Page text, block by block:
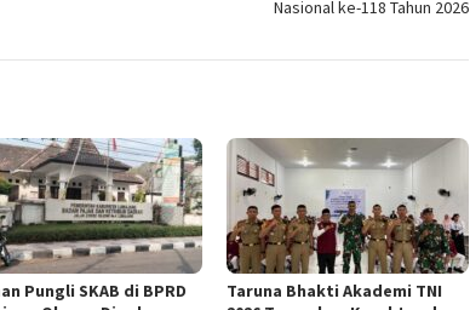
Nasional ke-118 Tahun 2026
Pungli SKAB di BPRD
Taruna Bhakti Akademi TNI